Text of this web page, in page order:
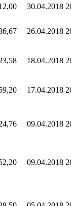
30.04.2018
26.04.2018
18.04.2018
17.04.2018
09.04.2018
09.04.2018